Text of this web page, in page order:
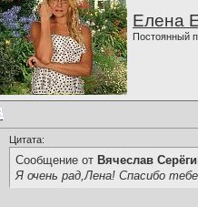
Елена
Постоянный
Цитата:
Сообщение от Вячеслав
Я очень рад,Лена! Спасибо